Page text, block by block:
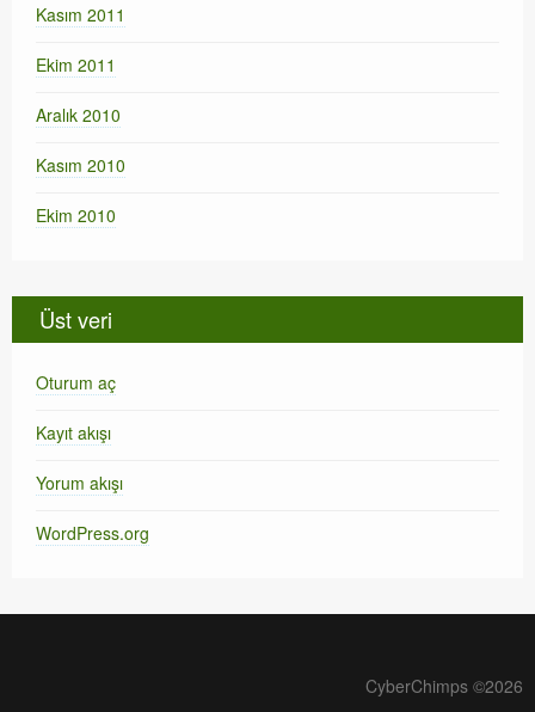
Kasım 2011
Ekim 2011
Aralık 2010
Kasım 2010
Ekim 2010
Üst veri
Oturum aç
Kayıt akışı
Yorum akışı
WordPress.org
CyberChimps ©2026